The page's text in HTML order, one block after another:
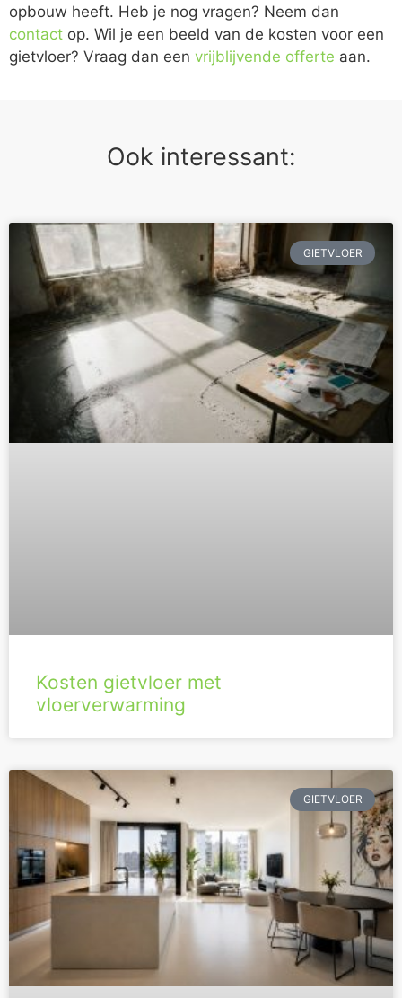
opbouw heeft. Heb je nog vragen? Neem dan
contact op. Wil je een beeld van de kosten voor een
gietvloer? Vraag dan een vrijblijvende offerte aan.
Ook interessant:
GIETVLOER
Kosten gietvloer met
vloerverwarming
GIETVLOER